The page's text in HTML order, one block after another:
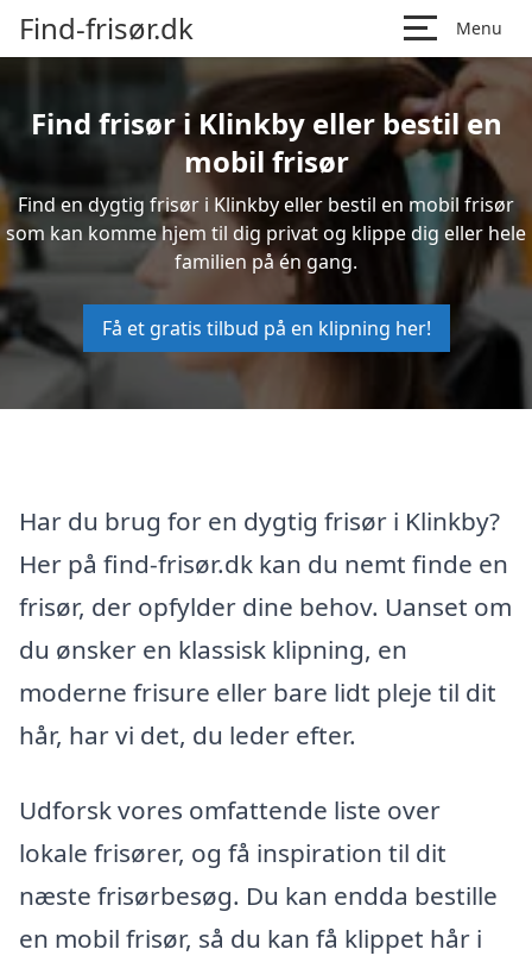
Find-frisør.dk Menu
Find frisør i Klinkby eller bestil en
mobil frisør
Find en dygtig frisør i Klinkby eller bestil en mobil frisør
som kan komme hjem til dig privat og klippe dig eller hele
familien på én gang.
Få et gratis tilbud på en klipning her!
Har du brug for en dygtig frisør i Klinkby?
Her på find-frisør.dk kan du nemt finde en
frisør, der opfylder dine behov. Uanset om
du ønsker en klassisk klipning, en
moderne frisure eller bare lidt pleje til dit
hår, har vi det, du leder efter.
Udforsk vores omfattende liste over
lokale frisører, og få inspiration til dit
næste frisørbesøg. Du kan endda bestille
en mobil frisør, så du kan få klippet hår i